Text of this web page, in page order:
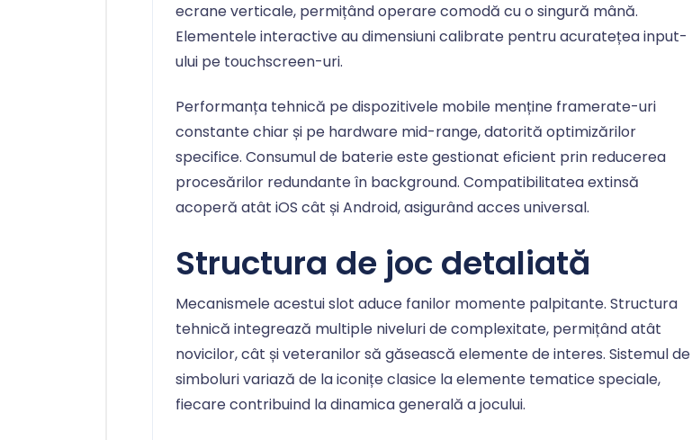
ecrane verticale, permițând operare comodă cu o singură mână.
Elementele interactive au dimensiuni calibrate pentru acuratețea input-
ului pe touchscreen-uri.
Performanța tehnică pe dispozitivele mobile menține framerate-uri
constante chiar și pe hardware mid-range, datorită optimizărilor
specifice. Consumul de baterie este gestionat eficient prin reducerea
procesărilor redundante în background. Compatibilitatea extinsă
acoperă atât iOS cât și Android, asigurând acces universal.
Structura de joc detaliată
Mecanismele acestui slot aduce fanilor momente palpitante. Structura
tehnică integrează multiple niveluri de complexitate, permițând atât
novicilor, cât și veteranilor să găsească elemente de interes. Sistemul de
simboluri variază de la iconițe clasice la elemente tematice speciale,
fiecare contribuind la dinamica generală a jocului.